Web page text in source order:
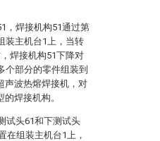
，焊接机构51通过第
装主机台1上，当转
焊接机构51下降对
个部分的零件组装到
声波热熔焊接机，对
焊接机构。
试头61和下测试头
在组装主机台1上，